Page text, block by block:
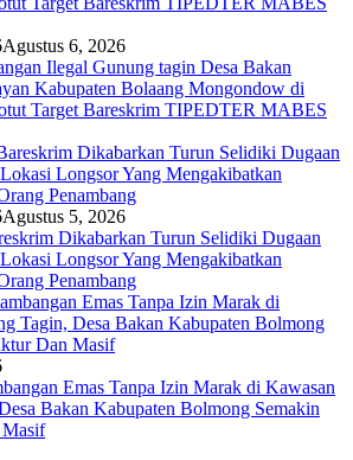
Agustus 6, 2026
Ilegal Gunung tagin Desa Bakan
Kabupaten Bolaang Mongondow di
Target Bareskrim TIPEDTER MABES
Agustus 5, 2026
Dikabarkan Turun Selidiki Dugaan
Longsor Yang Mengakibatkan
Penambang
Emas Tanpa Izin Marak di Kawasan
Bakan Kabupaten Bolmong Semakin